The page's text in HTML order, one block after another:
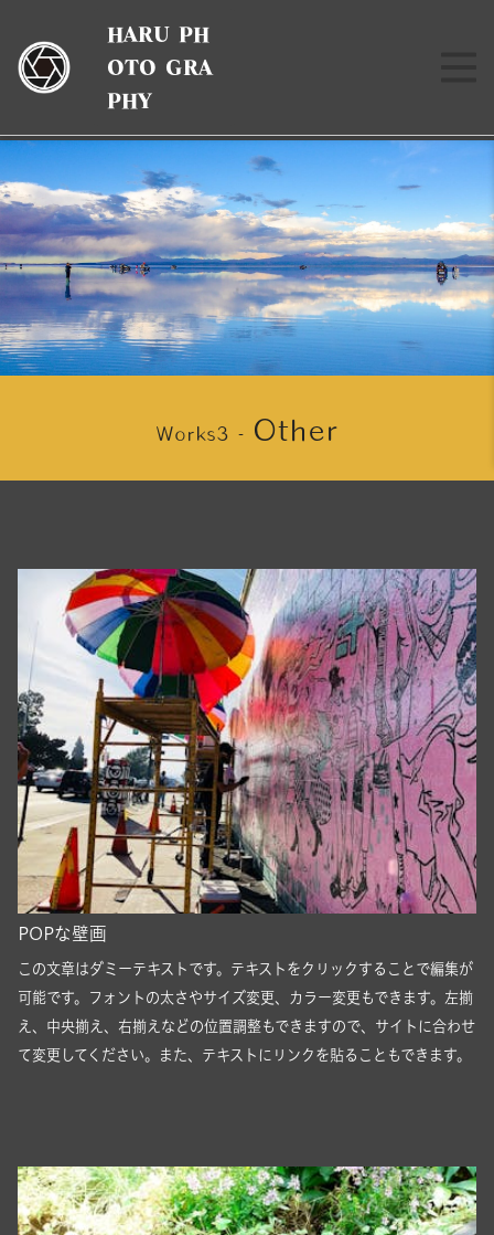
HARU PH
OTO GRA
PHY
Works3 - Other
POPな壁画
この文章はダミーテキストです。テキストをクリックすることで編集が
可能です。フォントの太さやサイズ変更、カラー変更もできます。左揃
え、中央揃え、右揃えなどの位置調整もできますので、サイトに合わせ
て変更してください。また、テキストにリンクを貼ることもできます。